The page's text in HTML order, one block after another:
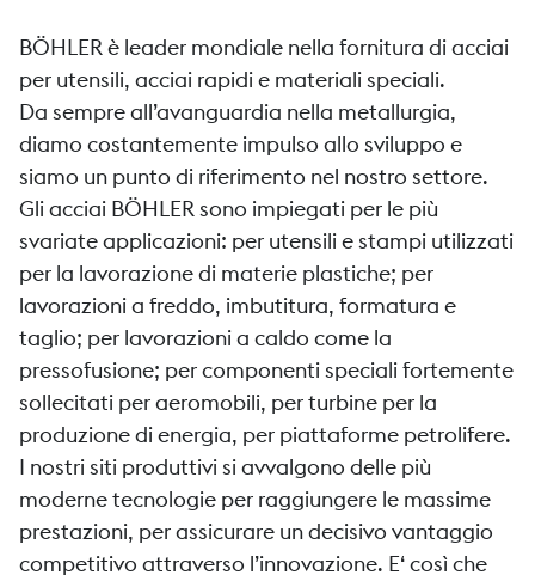
BÖHLER è leader mondiale nella fornitura di acciai
per utensili, acciai rapidi e materiali speciali.
Da sempre all’avanguardia nella metallurgia,
diamo costantemente impulso allo sviluppo e
siamo un punto di riferimento nel nostro settore.
Gli acciai BÖHLER sono impiegati per le più
svariate applicazioni: per utensili e stampi utilizzati
per la lavorazione di materie plastiche; per
lavorazioni a freddo, imbutitura, formatura e
taglio; per lavorazioni a caldo come la
pressofusione; per componenti speciali fortemente
sollecitati per aeromobili, per turbine per la
produzione di energia, per piattaforme petrolifere.
I nostri siti produttivi si avvalgono delle più
moderne tecnologie per raggiungere le massime
prestazioni, per assicurare un decisivo vantaggio
competitivo attraverso l’innovazione. E‘ così che